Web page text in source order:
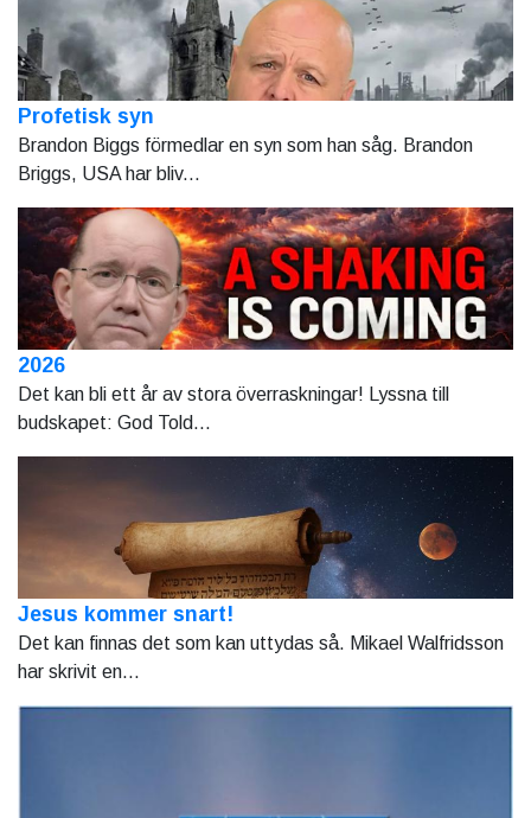
Profetisk syn
Brandon Biggs förmedlar en syn som han såg. Brandon
Briggs, USA har bliv...
2026
Det kan bli ett år av stora överraskningar! Lyssna till
budskapet: God Told...
Jesus kommer snart!
Det kan finnas det som kan uttydas så. Mikael Walfridsson
har skrivit en...